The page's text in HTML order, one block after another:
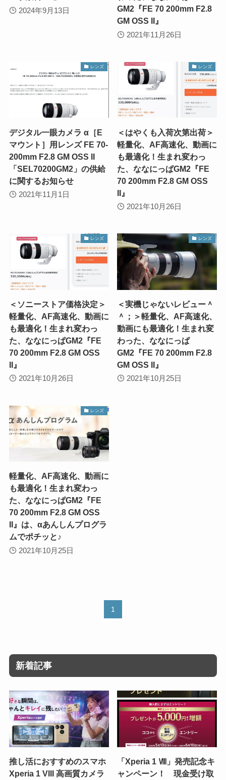
2024年9月13日
GM2『FE 70 200mm F2.8
GM OSS II』
2021年11月26日
レンズ
デジタル一眼カメラ α［E
マウント］用レンズ FE 70-
200mm F2.8 GM OSS II
「SEL70200GM2」の供給
に関するお知らせ
2021年11月1日
レンズ
＜はやくも入荷次第出荷＞
軽量化、AF高速化、動画に
も最適化！生まれ変わっ
た、ななにっぱGM2『FE
70 200mm F2.8 GM OSS
II』
2021年10月26日
レンズ
＜ソニーストア価格決定＞
軽量化、AF高速化、動画に
も最適化！生まれ変わっ
た、ななにっぱGM2『FE
70 200mm F2.8 GM OSS
II』
2021年10月26日
レンズ
＜実機じゃないレビュー＾
＾；＞軽量化、AF高速化、
動画にも最適化！生まれ変
わった、ななにっぱ
GM2『FE 70 200mm F2.8
GM OSS II』
2021年10月25日
レンズ
軽量化、AF高速化、動画に
も最適化！生まれ変わっ
た、ななにっぱGM2『FE
70 200mm F2.8 GM OSS
II』は、αあんしんプログラ
ムでポチッと♪
2021年10月25日
1
新着記事
推し活におすすめのスマホ
Xperia 1 VIII 高画質カメラ
「Xperia 1 Ⅷ」発売記念キ
ャンペーン！ 現金受け取